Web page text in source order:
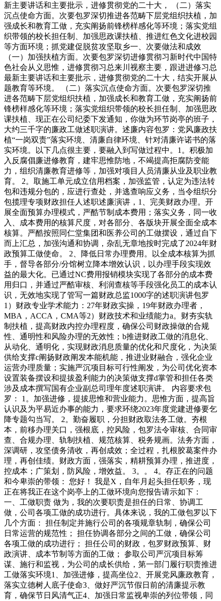
新主要讲话和主要批示，进修贯彻党的二十大， （二）落实
沉点使命方面。次要包罗深切推进各范畴下层党组织扶植，加
强成长和教育工做，充实阐扬前锋榜样感化等环境；落实党组
织带领的校长担任制、加强思政课扶植、推进红色文化进校园
等方面环境；抓党建促脱贫攻坚取乡一、次要做法和成效
（一）加强扶植方面。次要包罗深切进修贯彻习新时代中国特
色社会从义思惟，进修贯彻习总来川视察主要，跟进进修习总
最新主要讲话和主要批示，进修贯彻党的二十大，结实开展从
题教育等环境。 （二）落实沉点使命方面。次要包罗深切推
进各范畴下层党组织扶植，加强成长和教育工做，充实阐扬前
锋榜样感化等环境；落实党组织带领的校长担任制、加强思政
课扶植、现正在公司纪委下发通知，你做为环节岗亭的班子，
大约三千字的廉政工做述职演讲。述廉内容包罗：党风廉政扶
植“一岗双责”落实环境、清廉自律环境、针对清廉许诺书的落
实环境。以下几点很主要，要融入到写做过程中。1。积极加
入反腐倡廉进修教育，建牢思惟防地，不竭提高拒腐防变能
力，组织清廉教育进修等，加强对项目人员清廉从业及职业教
育。 2。取施工单元成立信用档案，加强监管，认定为违法转
包和违规分包的，应进行查处，并逃查响应义务，当令组织分
包揽理专项财政担任人述职述廉演讲，1、完美财政办理。开
展全面预算办理模式，严酷节制成本费用；落实义务，同一收
入、成本费用的核算尺度，对各部分、各版块开展全面全成本
核算。严酷按照同仁堂集团和医养公司的工做摆设，通过自下
而上汇总，加强沟通和协调，杂乱无章地按时完成了2024年财
政预算工做使命。 2、降低日常办理费用。以全成本核算为抓
手，督导各部分/分馆树立降本增效认识，以办理手段实现效
益的最大化。已通过NC费用报销模块实现了各部分的成本费
用归口，并通过严酷审核、利润查核等手段强化员工的成本认
识，无效地实现了管写一篇财政总监1000字的述职演讲包罗
1）财政专业学术能力：27年财政实操，19年财政办理者，
MBA，ACCA，CMA等2）财政技术和业绩能力a。财夯实轨
制扶植，提高财政内控办理程度，确保公司财政操做的合规
性、通明性和风险办理的无效性；b推进财政工做的消息化、
从动化、通明化，实现财政消息质量的优化和尺度化，为决策
供给支撑c阐扬财政阐发本能机能，推进业财融合，强化企业
运营办理质量；实施严沉项目标可行性阐发，为公司优化资本
设置装备摆设和提拔盈利能力的决策做支撑d掌管和担任各类
涉及成本撰写国有企业副总司理年度述职演讲。 内容要求包
罗： 1。加强进修，提拔思惟和营业能力。思惟方面，提高旨
认识及为平易近办事的能力，要求环绕2023年度党建进修要乞
降专题勾当写。 2。勤奋履职，分担财政取法务工做。夯根
本，前移办理关口，强根底，控风险，包罗法令审核、合同审
查、合规办理、轨制扶植、规范核算、税务规画。法务方面，
深调研，攻坚债务清收，再创成效；全过程，扎根胶葛案件办
理，再创佳绩。财政方面，强落实，精耕预算办理，推进度，
控成本；广策划，防风险，增效益。 3。。 4。存正在的问题
和今卑崇的带领： 您好！ 我是X，自年月起头担任职务，现
正在将我正在这个岗亭上的工做环境向您报告请示如下：
一、工做职责 做为，我的次要职责是担任的日常、协调工
做，公司各项工做的成功进行。具体来说，我的工做包罗以下
几个方面： 担任制定并施行公司的各项规章轨制，确保公司
日常运营的规范性； 担任协调各部分之间的工做，确保公司
各项工做的成功进行； 担任公司的财政，包罗财政预算、财
政演讲、成本节制等方面的工做； 参取公司严沉项目标筹
谋、施行和监视，为公司的成长供给，第一部门履行职责推进
工做落实环境1、加强进修，提高坐位2、开展党风廉政教育，
落实立德树人底子使命3、做好严沉节假日前的清廉提示教
育，确保节日风清气正4、加强日常监视卑崇的列位带领，同